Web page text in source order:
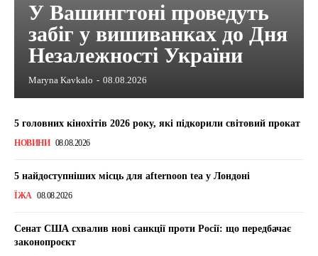
У Вашингтоні проведуть
забіг у вишиванках до Дня
Незалежності України
Maryna Kavkalo - 08.08.2026
5 головних кінохітів 2026 року, які підкорили світовий прокат
НОВИНИ 08.08.2026
5 найдоступніших місць для afternoon tea у Лондоні
ЇЖА 08.08.2026
Сенат США схвалив нові санкції проти Росії: що передбачає
законопроєкт